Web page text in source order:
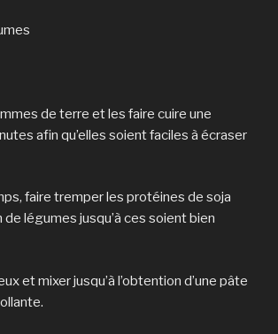
de terre et les faire cuire une
afin qu’elles soient faciles à écraser
faire tremper les protéines de soja
de légumes jusqu’à ces soient bien
et mixer jusqu’à l’obtention d’une pâte